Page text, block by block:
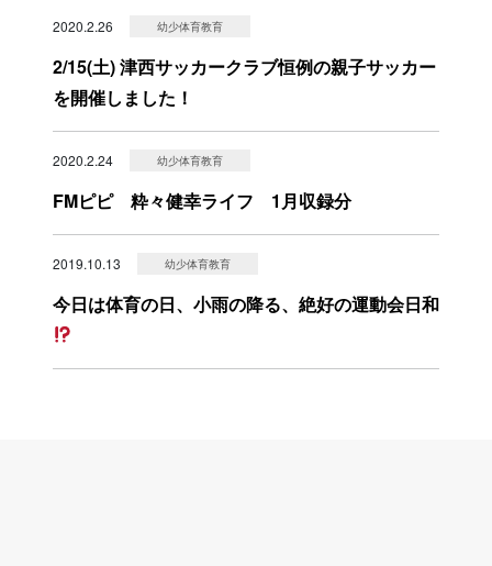
2020.2.26 幼少体育教育
2/15(土) 津西サッカークラブ恒例の親子サッカー
を開催しました！
2020.2.24 幼少体育教育
FMピピ 粋々健幸ライフ 1月収録分
2019.10.13 幼少体育教育
今日は体育の日、小雨の降る、絶好の運動会日和